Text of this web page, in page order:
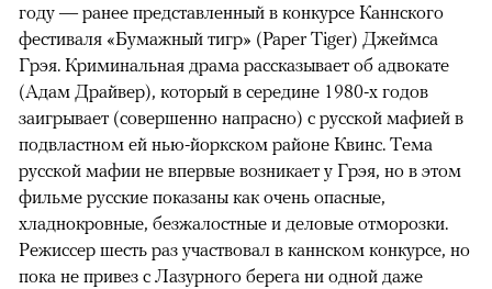
году — ранее представленный в конкурсе Каннского
фестиваля «Бумажный тигр» (Paper Tiger) Джеймса
Грэя. Криминальная драма рассказывает об адвокате
(Адам Драйвер), который в середине 1980-х годов
заигрывает (совершенно напрасно) с русской мафией в
подвластном ей нью-йоркском районе Квинс. Тема
русской мафии не впервые возникает у Грэя, но в этом
фильме русские показаны как очень опасные,
хладнокровные, безжалостные и деловые отморозки.
Режиссер шесть раз участвовал в каннском конкурсе, но
пока не привез с Лазурного берега ни одной даже